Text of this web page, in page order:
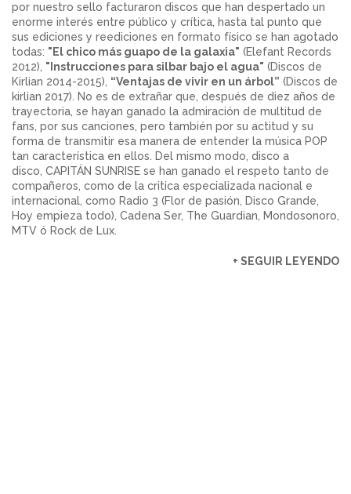
por nuestro sello facturaron discos que han despertado un
enorme interés entre público y crítica, hasta tal punto que
sus ediciones y reediciones en formato físico se han agotado
todas: "El chico más guapo de la galaxia" (Elefant Records
2012), "Instrucciones para silbar bajo el agua" (Discos de
Kirlian 2014-2015), “Ventajas de vivir en un árbol” (Discos de
kirlian 2017). No es de extrañar que, después de diez años de
trayectoria, se hayan ganado la admiración de multitud de
fans, por sus canciones, pero también por su actitud y su
forma de transmitir esa manera de entender la música POP
tan característica en ellos. Del mismo modo, disco a
disco, CAPITÁN SUNRISE se han ganado el respeto tanto de
compañeros, como de la critica especializada nacional e
internacional, como Radio 3 (Flor de pasión, Disco Grande,
Hoy empieza todo), Cadena Ser, The Guardian, Mondosonoro,
MTV ó Rock de Lux.
+ SEGUIR LEYENDO